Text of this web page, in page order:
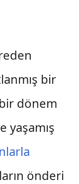
bir
dönem
yaşamış
önderi